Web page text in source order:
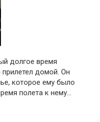
долгое время
прилетел домой. Он
которое ему было
полета к нему…